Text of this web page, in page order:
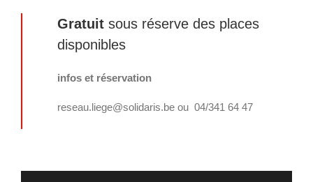
Gratuit sous réserve des places
disponibles
infos et réservation
reseau.liege@solidaris.be ou 04/341 64 47